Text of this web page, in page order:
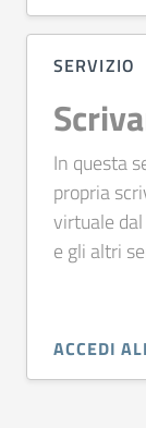
SERVIZIO
In questa
propria
virtuale
e gli altri
ACCEDI